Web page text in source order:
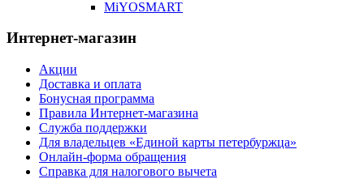
MiYOSMART
Интернет-магазин
Акции
Доставка и оплата
Бонусная программа
Правила Интернет-магазина
Служба поддержки
Для владельцев «Единой карты петербуржца»
Онлайн-форма обращения
Справка для налогового вычета